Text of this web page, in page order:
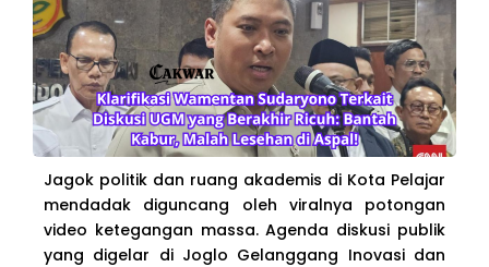
Jagok politik dan ruang akademis di Kota Pelajar
mendadak diguncang oleh viralnya potongan
video ketegangan massa. Agenda diskusi publik
yang digelar di Joglo Gelanggang Inovasi dan